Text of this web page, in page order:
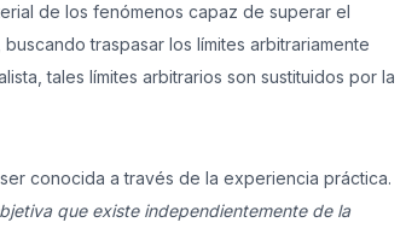
de los fenómenos capaz de superar el
traspasar los límites arbitrariamente
tales límites arbitrarios son sustituidos por la
conocida a través de la experiencia práctica.
que existe independientemente de la